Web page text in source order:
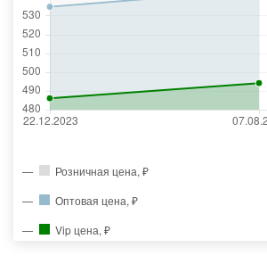
Розничная цена, ₽
Оптовая цена, ₽
Vip цена, ₽